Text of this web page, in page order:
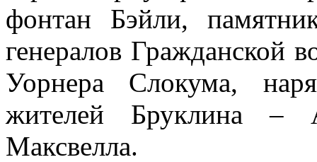
фонтан Бэйли,
генералов Гражданской
Уорнера Слокума,
жителей Бруклина –
Максвелла.